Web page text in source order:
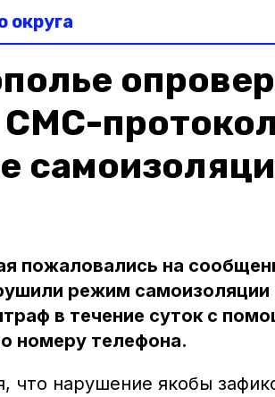
округа
пожаловались на
режим
в течение суток с
номеру телефона.
что нарушение якобы